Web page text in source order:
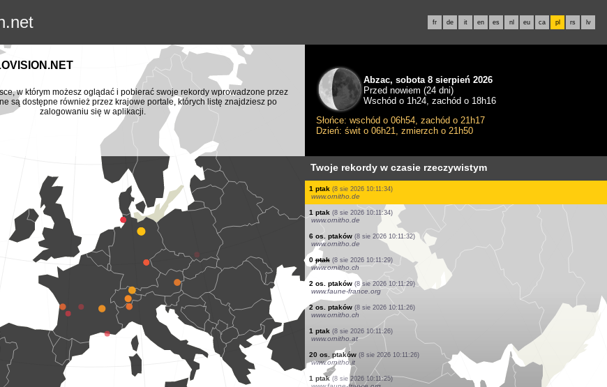
fr de it en es nl eu ca pl rs lv
w którym możesz oglądać i pobierać swoje rekordy wprowadzone przez
są dostępne również przez krajowe portale, których listę znajdziesz po
zalogowaniu się w aplikacji.
Abzac, sobota 8 sierpień 2026
Przed nowiem (24 dni)
Wschód o 1h24, zachód o 18h16
Słońce: wschód o 06h54, zachód o 21h17
Dzień: świt o 06h21, zmierzch o 21h50
Twoje rekordy w czasie rzeczywistym
20 os. ptaków (8 sie 2026 10:11:41)
www.ornitho.it
1 ptak (8 sie 2026 10:11:40)
www.faune-france.org
10 os. ptaków (8 sie 2026 10:11:39)
www.ornitho.pl
1 ptak (8 sie 2026 10:11:38)
www.ornitho.de
1 ptak (8 sie 2026 10:11:37)
www.ornitho.de
80 os. ptaków (8 sie 2026 10:11:36)
www.ornitho.de
1 ptak (8 sie 2026 10:11:35)
www.ornitho.de
1 ptak (8 sie 2026 10:11:34)
www.ornitho.de
1 ptak (8 sie 2026 10:11:34)